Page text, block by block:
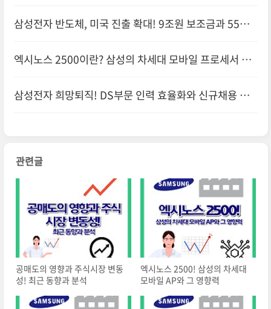
삼성전자 반도체, 미국 진출 확대! 9조원 보조금과 55조
엑시노스 2500이란? 삼성의 차세대 모바일 프로세서 총
삼성전자 희망퇴직! DS부문 인력 효율화와 신규채용 전
관련글
공매도의 영향과 주식시장 변동
성! 최근 동향과 분석
엑시노스 2500! 삼성의 차세대
모바일 AP와 그 영향력